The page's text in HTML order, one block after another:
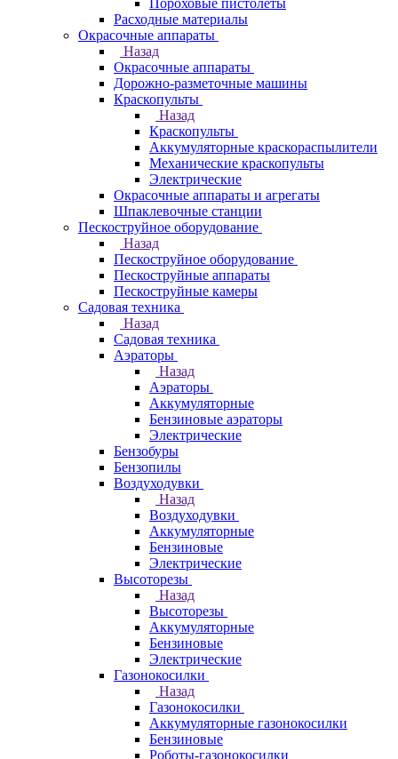
Пороховые пистолеты
Расходные материалы
Окрасочные аппараты
Назад
Окрасочные аппараты
Дорожно-разметочные машины
Краскопульты
Назад
Краскопульты
Аккумуляторные краскораспылители
Механические краскопульты
Электрические
Окрасочные аппараты и агрегаты
Шпаклевочные станции
Пескоструйное оборудование
Назад
Пескоструйное оборудование
Пескоструйные аппараты
Пескоструйные камеры
Садовая техника
Назад
Садовая техника
Аэраторы
Назад
Аэраторы
Аккумуляторные
Бензиновые аэраторы
Электрические
Бензобуры
Бензопилы
Воздуходувки
Назад
Воздуходувки
Аккумуляторные
Бензиновые
Электрические
Высоторезы
Назад
Высоторезы
Аккумуляторные
Бензиновые
Электрические
Газонокосилки
Назад
Газонокосилки
Аккумуляторные газонокосилки
Бензиновые
Роботы-газонокосилки